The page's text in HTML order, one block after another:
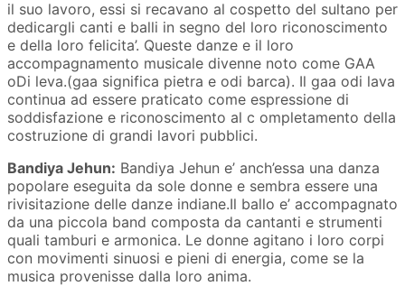
il suo lavoro, essi si recavano al cospetto del sultano per
dedicargli canti e balli in segno del loro riconoscimento
e della loro felicita’. Queste danze e il loro
accompagnamento musicale divenne noto come GAA
oDi leva.(gaa significa pietra e odi barca). Il gaa odi lava
continua ad essere praticato come espressione di
soddisfazione e riconoscimento al c ompletamento della
costruzione di grandi lavori pubblici.
Bandiya Jehun: Bandiya Jehun e’ anch’essa una danza
popolare eseguita da sole donne e sembra essere una
rivisitazione delle danze indiane.Il ballo e’ accompagnato
da una piccola band composta da cantanti e strumenti
quali tamburi e armonica. Le donne agitano i loro corpi
con movimenti sinuosi e pieni di energia, come se la
musica provenisse dalla loro anima.